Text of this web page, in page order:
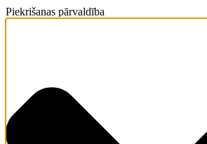
Piekrišanas pārvaldība